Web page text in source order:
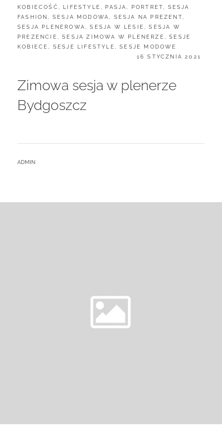
KOBIECOŚĆ , LIFESTYLE , PASJA , PORTRET, SESJA
FASHION , SESJA MODOWA , SESJA NA PREZENT,
SESJA PLENEROWA ,SESJA W LESIE ,SESJA W
PREZENCIE ,SESJA ZIMOWA W PLENERZE ,SESJE
KOBIECE , SESJE LIFESTYLE ,SESJE MODOWE
POSTED
16 STYCZNIA 2021
Zimowa sesja w plenerze
Bydgoszcz
BY
ADMIN